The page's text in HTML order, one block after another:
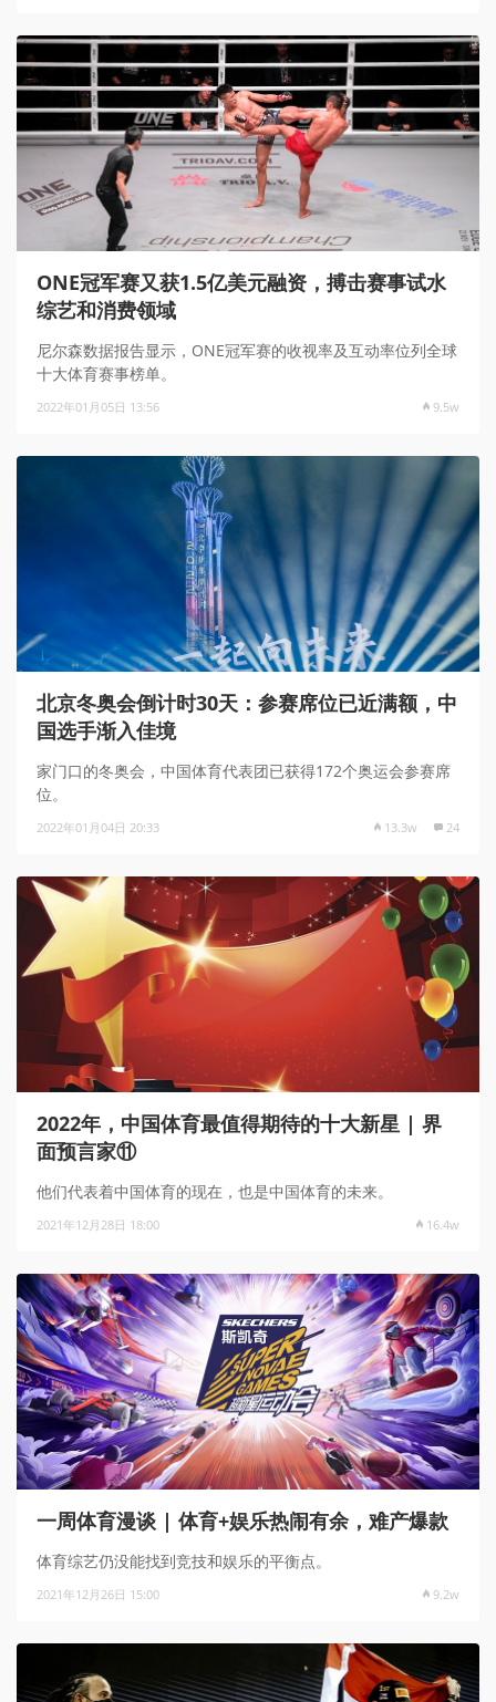
ONE冠军赛又获1.5亿美元融资，搏击赛事试水
综艺和消费领域
尼尔森数据报告显示，ONE冠军赛的收视率及互动率位列全球
十大体育赛事榜单。
2022年01月05日 13:56 9.5w
北京冬奥会倒计时30天：参赛席位已近满额，中
国选手渐入佳境
家门口的冬奥会，中国体育代表团已获得172个奥运会参赛席
位。
2022年01月04日 20:33 13.3w 24
2022年，中国体育最值得期待的十大新星 | 界
面预言家⑪
他们代表着中国体育的现在，也是中国体育的未来。
2021年12月28日 18:00 16.4w
一周体育漫谈 | 体育+娱乐热闹有余，难产爆款
体育综艺仍没能找到竞技和娱乐的平衡点。
2021年12月26日 15:00 9.2w